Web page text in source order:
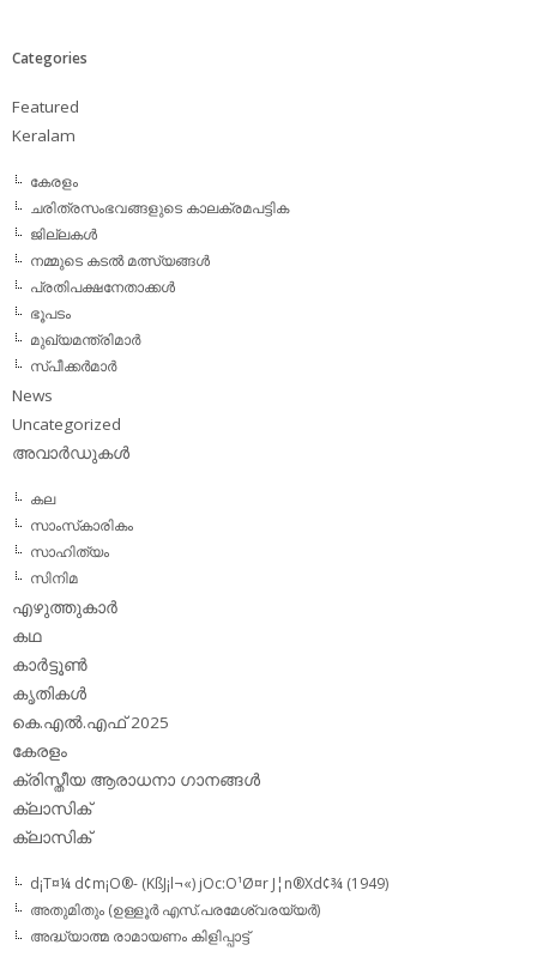
Categories
Featured
Keralam
കേരളം
ചരിത്രസംഭവങ്ങളുടെ കാലക്രമപട്ടിക
ജില്ലകള്‍
നമ്മുടെ കടല്‍ മത്സ്യങ്ങള്‍
പ്രതിപക്ഷനേതാക്കള്‍
ഭൂപടം
മുഖ്യമന്ത്രിമാര്‍
സ്പീക്കര്‍മാര്‍
News
Uncategorized
അവാര്‍ഡുകള്‍
കല
സാംസ്‌കാരികം
സാഹിത്യം
സിനിമ
എഴുത്തുകാര്‍
കഥ
കാര്‍ട്ടൂണ്‍
കൃതികള്‍
കെ.എല്‍.എഫ് 2025
കേരളം
ക്രിസ്തീയ ആരാധനാ ഗാനങ്ങള്‍
ക്ലാസിക്‌
ക്ലാസിക്
d¡T¤¼ d¢m¡O®- (KßJ¡l¬«) jOc:O¹Ø¤r J¦n®Xd¢¾ (1949)
അതുമിതും (ഉള്ളൂര്‍ എസ്.പരമേശ്വരയ്യര്‍)
അദ്ധ്യാത്മ രാമായണം കിളിപ്പാട്ട്‌